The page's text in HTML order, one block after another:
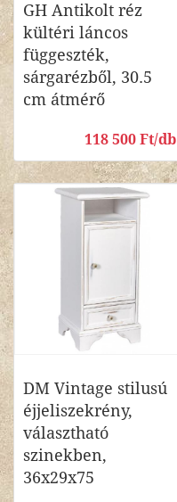
GH Antikolt réz
kültéri láncos
függeszték,
sárgarézből, 30.5
cm átmérő
118 500 Ft/db
DM Vintage stilusú
éjjeliszekrény,
választható
szinekben,
36x29x75